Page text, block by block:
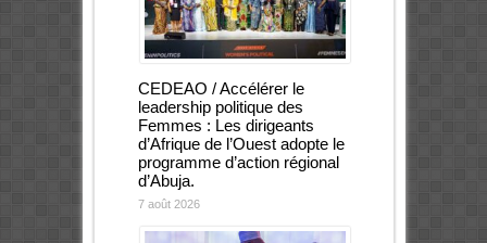
CEDEAO / Accélérer le
leadership politique des
Femmes : Les dirigeants
d’Afrique de l’Ouest adopte le
programme d’action régional
d’Abuja.
7 août 2026